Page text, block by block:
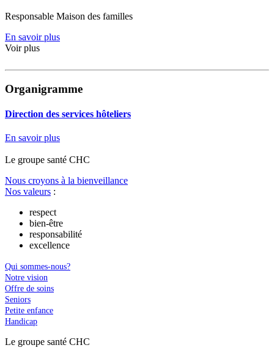
Responsable Maison des familles
En savoir plus
Voir plus
Organigramme
Direction des services hôteliers
En savoir plus
Le groupe santé CHC
Nous croyons à la bienveillance
Nos valeurs :
respect
bien-être
responsabilité
excellence
Qui sommes-nous?
Notre vision
Offre de soins
Seniors
Petite enfance
Handicap
Le groupe santé CHC